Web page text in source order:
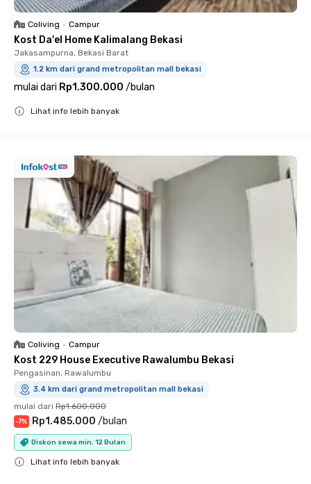
Coliving • Campur
Kost Da'el Home Kalimalang Bekasi
Jakasampurna, Bekasi Barat
1.2 km dari grand metropolitan mall bekasi
mulai dari Rp1.300.000 /bulan
Lihat info lebih banyak
Coliving • Campur
Kost 229 House Executive Rawalumbu Bekasi
Pengasinan, Rawalumbu
3.4 km dari grand metropolitan mall bekasi
mulai dari Rp1.600.000
-7% Rp1.485.000 /bulan
Diskon sewa min. 12 Bulan
Lihat info lebih banyak